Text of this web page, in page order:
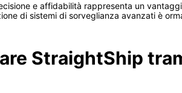
e affidabilità rappresenta un
di sistemi di sorveglianza avanzati è
StraightShip